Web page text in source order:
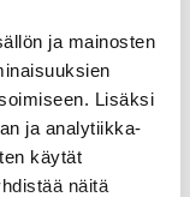
ja mainosten
Lisäksi
ja analytiikka-
käytät
näitä